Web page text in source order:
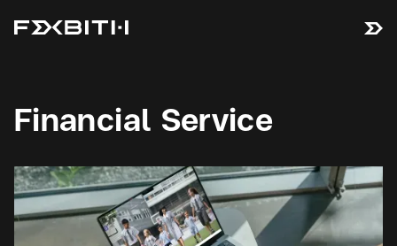
Financial Service